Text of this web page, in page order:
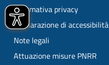
Informativa privacy
Dichiarazione di accessibilità
Note legali
Attuazione misure PNRR